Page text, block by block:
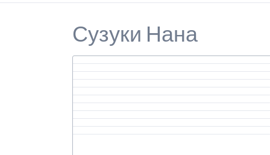
Злодеи
Сузуки Нана